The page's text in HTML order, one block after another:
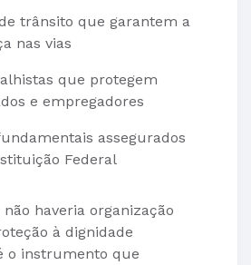
trânsito que garantem a
nas vias
que protegem
e empregadores
assegurados
Federal
haveria organização
à dignidade
o instrumento que